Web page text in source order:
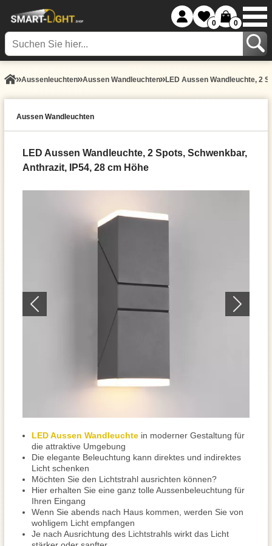
0 0
Aussen­leuchten Aussen Wandleuchten LED Aussen Wandleuchte, 2
Aussen Wandleuchten
LED Aussen Wandleuchte, 2 Spots, Schwenkbar,
Anthrazit, IP54, 28 cm Höhe
LED Aussen Wandleuchte in moderner Gestaltung für
die attraktive Umgebung
Die elegante Beleuchtung kann direktes und indirektes
Licht schenken
Möchten Sie den Lichtstrahl ausrichten können?
Hier erhalten Sie eine ganz tolle Aussenbeleuchtung für
Ihren Eingang
Wenn Sie abends nach Haus kommen, werden Sie von
wohligem Licht empfangen
Je nach Ausrichtung des Lichtstrahls wirkt das Licht